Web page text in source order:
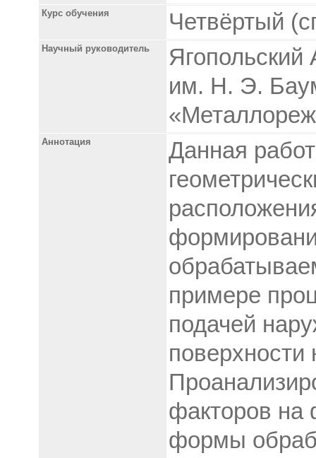
Курс обучения Четвёртый
Научный руководитель
им. Н. Э.
Аннотация
Данная
примере
подачей
поверхности
факторов на
формы